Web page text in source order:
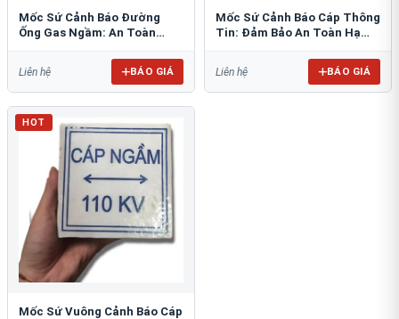
Mốc Sứ Cảnh Báo Đường
Ống Gas Ngầm: An Toàn
Liên hệ BÁO GIÁ
Mốc Sứ Cảnh Báo Cáp Thông
Tin: Đảm Bảo An Toàn Hạ
Liên hệ BÁO GIÁ
HOT
Mốc Sứ Vuông Cảnh Báo Cáp